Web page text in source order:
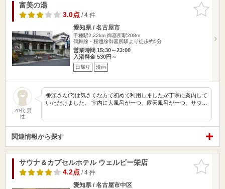
お気に入
りに追加
富美の湯
3.0点/ 4 件
愛知県 / 名古屋市
千種駅2.22km 御器所駅208m
鶴舞線・桜通線御器所駅より徒歩約5分
営業時間 15:30～23:00
入浴料金 530円～
日帰り 漫画
20代 男
性
番頭さん(?)は気さくな方で初めて利用しましたが丁寧に案内して
いただけました。 室内に大風呂が一つ、露天風呂が一つ、サウ…
関連情報から探す
お気に入
りに追加
サウナ＆カプセルホテル ウェルビー栄店
4.2点/ 4 件
愛知県 / 名古屋市中区